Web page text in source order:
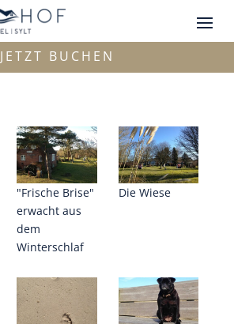
JETZT BUCHEN
"Frische Brise"
erwacht aus
dem
Winterschlaf
Die Wiese